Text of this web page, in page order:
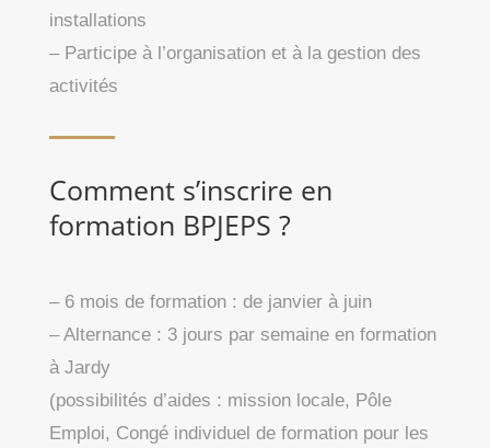
installations
– Participe à l’organisation et à la gestion des
activités
Comment s’inscrire en
formation BPJEPS ?
– 6 mois de formation : de janvier à juin
– Alternance : 3 jours par semaine en formation
à Jardy
(possibilités d’aides : mission locale, Pôle
Emploi, Congé individuel de formation pour les